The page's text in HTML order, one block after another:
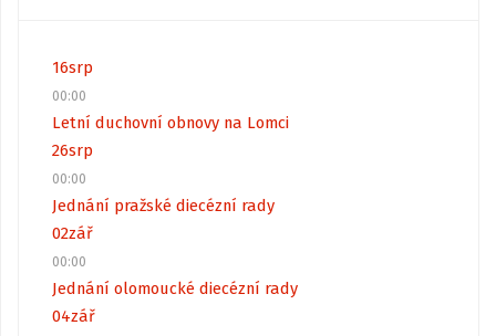
16srp
00:00
Letní duchovní obnovy na Lomci
26srp
00:00
Jednání pražské diecézní rady
02zář
00:00
Jednání olomoucké diecézní rady
04zář